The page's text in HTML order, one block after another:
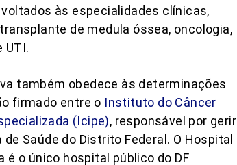
às especialidades clínicas,
de medula óssea, oncologia,
UTI.
também obedece às determinações
firmado entre o Instituto do Câncer
(Icipe), responsável por gerir
de Saúde do Distrito Federal. O Hospital
é o único hospital público do DF